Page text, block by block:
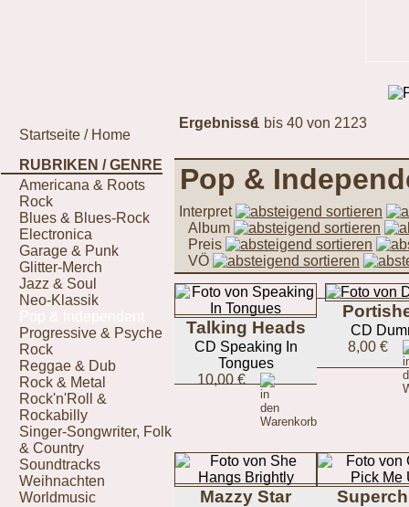
Ergebnisse1 bis 40 von 2123
Startseite / Home
RUBRIKEN / GENRE
Americana & Roots
Rock
Blues & Blues-Rock
Electronica
Garage & Punk
Glitter-Merch
Jazz & Soul
Neo-Klassik
Progressive & Psyche
Rock
Reggae & Dub
Rock & Metal
Rock'n'Roll &
Rockabilly
Singer-Songwriter, Folk
& Country
Soundtracks
Weihnachten
Worldmusic
Pop &
Interpret
Album
Preis
VÖ
Talking Heads
CD Speaking In
Tongues
10,00 €
CD
8,00 €
Mazzy Star